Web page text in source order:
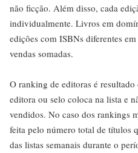
não ficção. Além disso, cada
individualmente. Livros em
edições com ISBNs diferentes
vendas somadas.
O ranking de editoras é
editora ou selo coloca na lista e
vendidos. No caso dos rankings
feita pelo número total de títulos
das listas semanais durante o